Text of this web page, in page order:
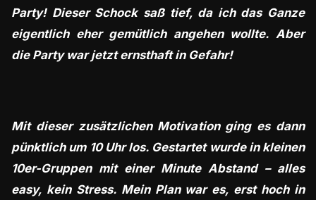
Party! Dieser Schock saß tief, da ich das Ganze
eigentlich eher gemütlich angehen wollte. Aber
die Party war jetzt ernsthaft in Gefahr!
Mit dieser zusätzlichen Motivation ging es dann
pünktlich um 10 Uhr los. Gestartet wurde in kleinen
10er-Gruppen mit einer Minute Abstand – alles
easy, kein Stress. Mein Plan war es, erst hoch in